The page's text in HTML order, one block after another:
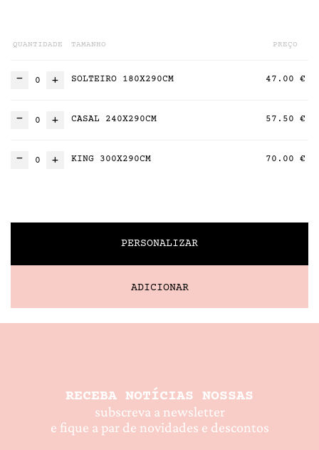
QUANTIDADE TAMANHO PREÇO
SOLTEIRO 180X290CM 47.00 €
CASAL 240X290CM 57.50 €
KING 300X290CM 70.00 €
PERSONALIZAR
SIM
NÃO
RECEBA NOTÍCIAS NOSSAS
subscreva a newsletter
e fique a par de novidades e descontos